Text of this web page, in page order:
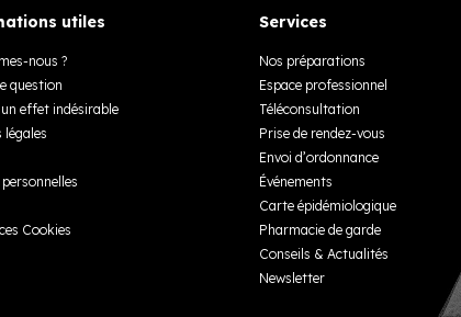
utiles
nous ?
question
effet indésirable
légales
Cookies
Services
Nos préparations
Espace professionnel
Téléconsultation
Prise de rendez-vous
Envoi d’ordonnance
Événements
Carte épidémiologique
Pharmacie de garde
Conseils & Actualités
Newsletter